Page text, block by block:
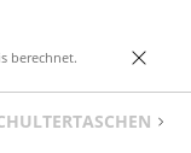
berechnet.